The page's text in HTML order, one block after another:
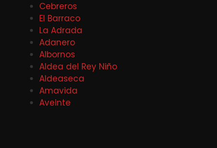
Cebreros
El Barraco
La Adrada
Adanero
Albornos
Aldea del Rey Niño
Aldeaseca
Amavida
Aveinte